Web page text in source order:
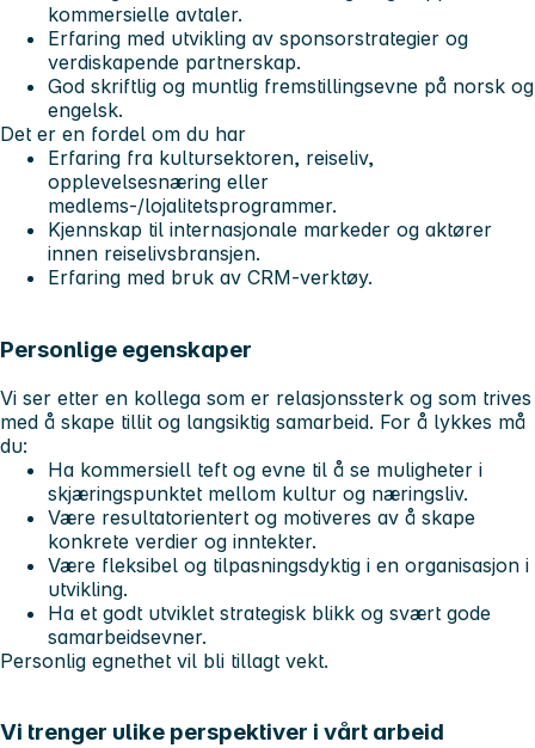
kommersielle avtaler.
Erfaring med utvikling av sponsorstrategier og
verdiskapende partnerskap.
God skriftlig og muntlig fremstillingsevne på norsk og
engelsk.
Det er en fordel om du har
Erfaring fra kultursektoren, reiseliv,
opplevelsesnæring eller
medlems-/lojalitetsprogrammer.
Kjennskap til internasjonale markeder og aktører
innen reiselivsbransjen.
Erfaring med bruk av CRM-verktøy.
Personlige egenskaper
Vi ser etter en kollega som er relasjonssterk og som trives
med å skape tillit og langsiktig samarbeid. For å lykkes må
du:
Ha kommersiell teft og evne til å se muligheter i
skjæringspunktet mellom kultur og næringsliv.
Være resultatorientert og motiveres av å skape
konkrete verdier og inntekter.
Være fleksibel og tilpasningsdyktig i en organisasjon i
utvikling.
Ha et godt utviklet strategisk blikk og svært gode
samarbeidsevner.
Personlig egnethet vil bli tillagt vekt.
Vi trenger ulike perspektiver i vårt arbeid